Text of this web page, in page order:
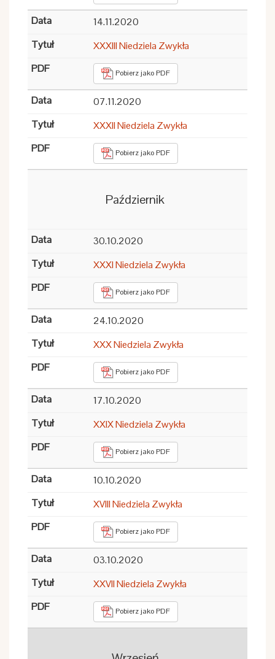
14.11.2020
XXXIII Niedziela Zwykła
Pobierz jako PDF
07.11.2020
XXXII Niedziela Zwykła
Pobierz jako PDF
Październik
30.10.2020
XXXI Niedziela Zwykła
Pobierz jako PDF
24.10.2020
XXX Niedziela Zwykła
Pobierz jako PDF
17.10.2020
XXIX Niedziela Zwykła
Pobierz jako PDF
10.10.2020
XVIII Niedziela Zwykła
Pobierz jako PDF
03.10.2020
XXVII Niedziela Zwykła
Pobierz jako PDF